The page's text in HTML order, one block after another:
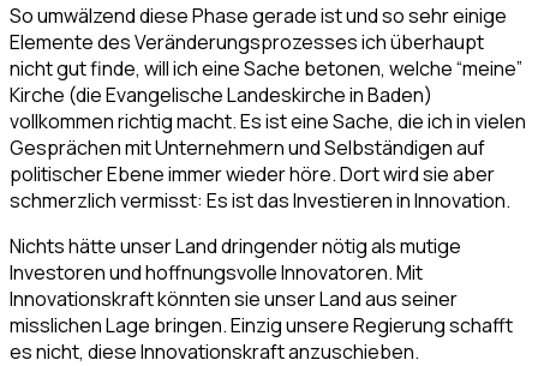
So umwälzend diese Phase gerade ist und so sehr einige
Elemente des Veränderungsprozesses ich überhaupt
nicht gut finde, will ich eine Sache betonen, welche “meine”
Kirche (die Evangelische Landeskirche in Baden)
vollkommen richtig macht. Es ist eine Sache, die ich in vielen
Gesprächen mit Unternehmern und Selbständigen auf
politischer Ebene immer wieder höre. Dort wird sie aber
schmerzlich vermisst: Es ist das Investieren in Innovation.
Nichts hätte unser Land dringender nötig als mutige
Investoren und hoffnungsvolle Innovatoren. Mit
Innovationskraft könnten sie unser Land aus seiner
misslichen Lage bringen. Einzig unsere Regierung schafft
es nicht, diese Innovationskraft anzuschieben.